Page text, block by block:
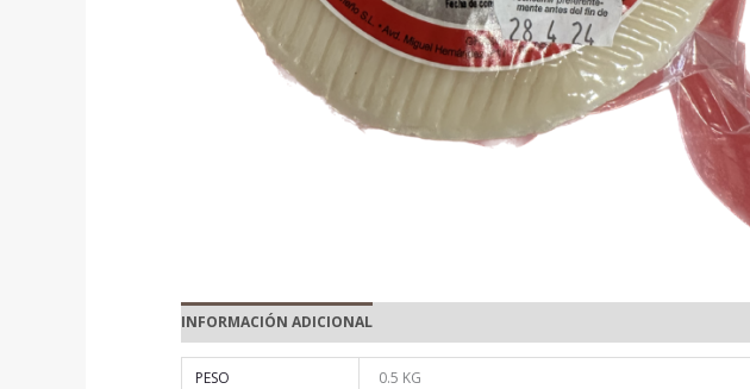
INFORMACIÓN ADICIONAL
PESO 0.5 KG